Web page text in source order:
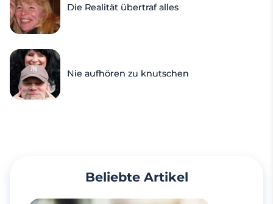
Die Realität übertraf alles
Nie aufhören zu knutschen
Beliebte Artikel